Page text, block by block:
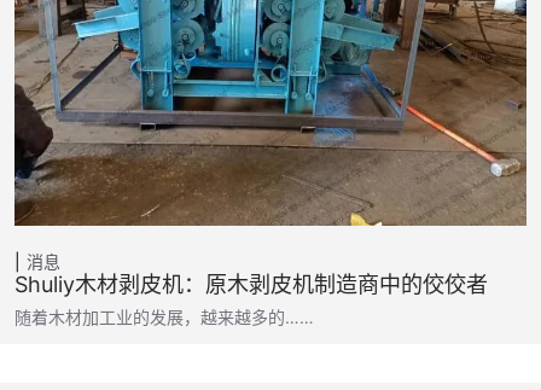
消息
Shuliy木材剥皮机：原木剥皮机制造商中的佼佼者
随着木材加工业的发展，越来越多的……